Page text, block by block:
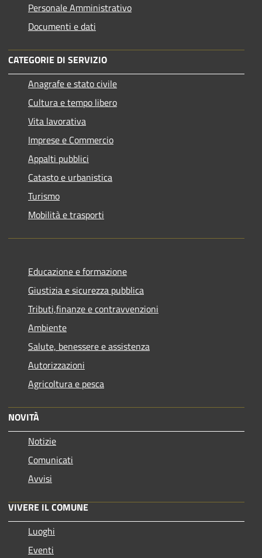
Personale Amministrativo
Documenti e dati
CATEGORIE DI SERVIZIO
Anagrafe e stato civile
Cultura e tempo libero
Vita lavorativa
Imprese e Commercio
Appalti pubblici
Catasto e urbanistica
Turismo
Mobilità e trasporti
Educazione e formazione
Giustizia e sicurezza pubblica
Tributi,finanze e contravvenzioni
Ambiente
Salute, benessere e assistenza
Autorizzazioni
Agricoltura e pesca
NOVITÀ
Notizie
Comunicati
Avvisi
VIVERE IL COMUNE
Luoghi
Eventi